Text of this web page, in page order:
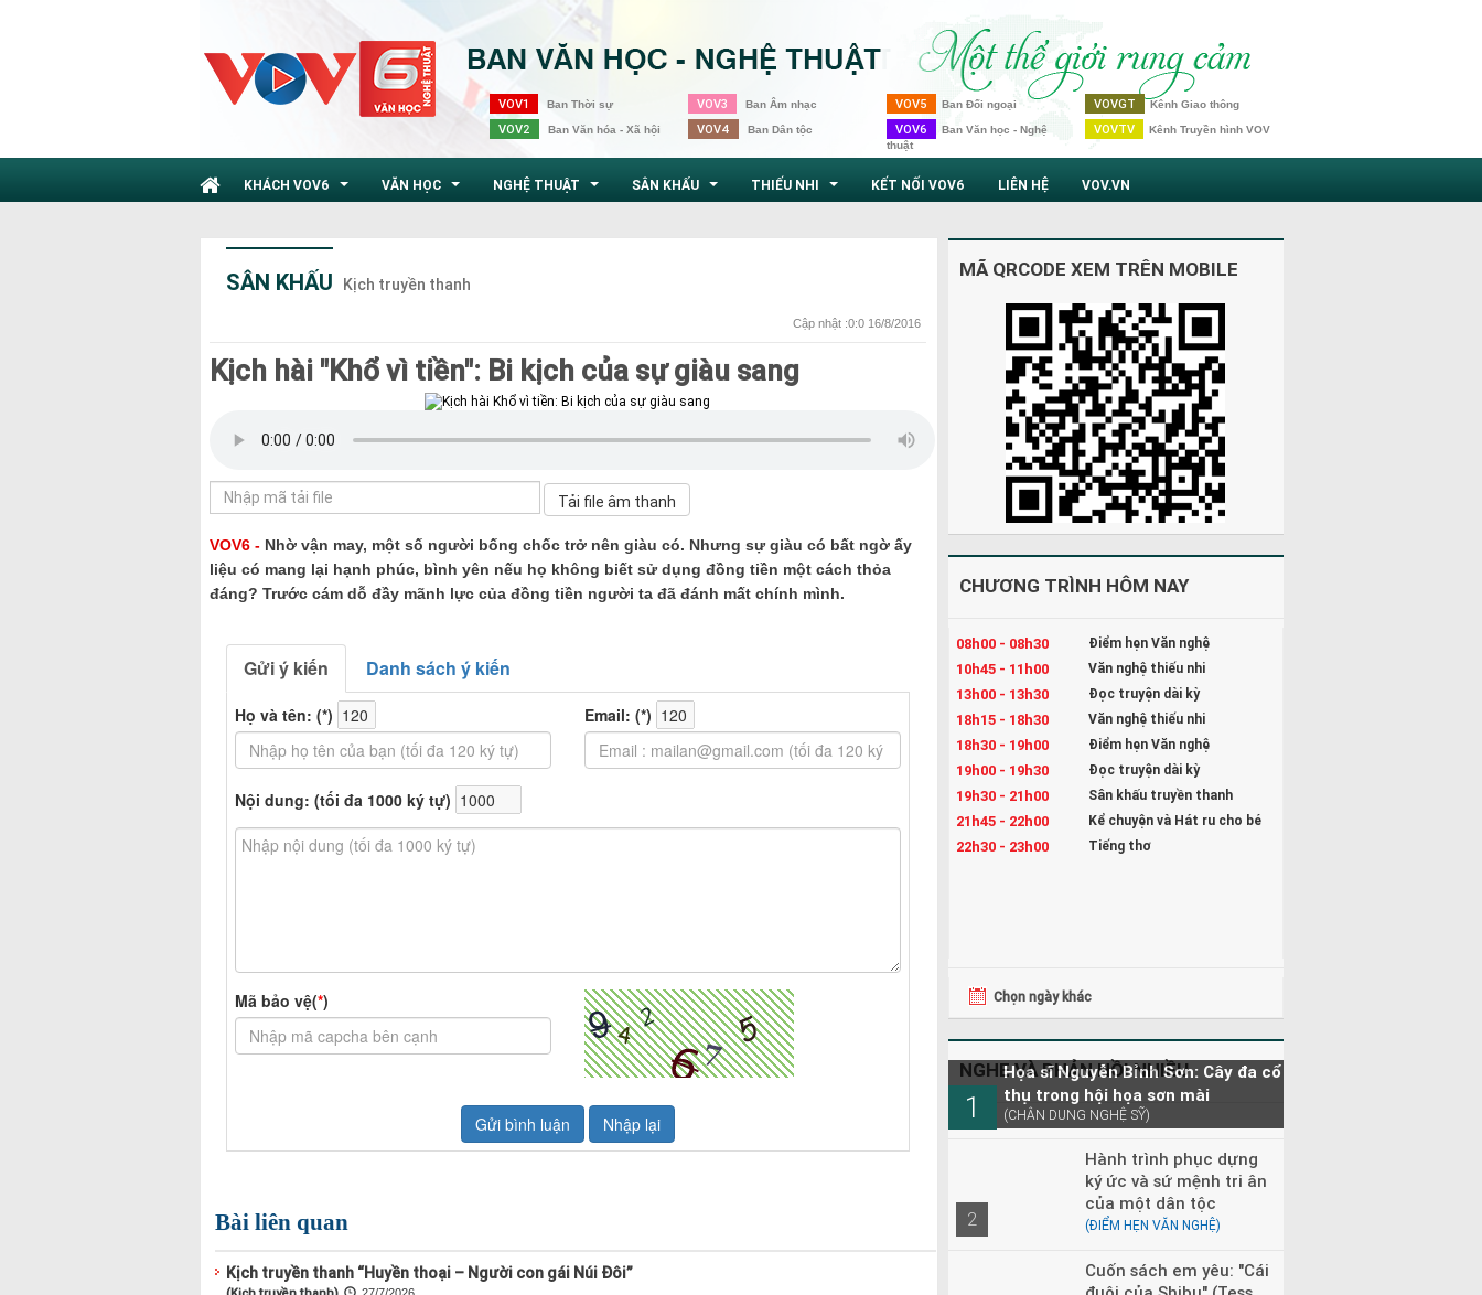
VOV1 Ban Thời sự
VOV2 Ban Văn hóa - Xã hội
VOV3 Ban Âm nhạc
VOV4 Ban Dân tộc
VOV5 Ban Đối ngoại
VOV6 Ban Văn học - Nghệ
thuật
VOVGT Kênh Giao thông
VOVTV Kênh Truyền hình VOV
KHÁCH VOV6 VĂN HỌC NGHỆ THUẬT SÂN KHẤU THIẾU NHI KẾT NỐI VOV6 LIÊN HỆ VOV.VN
SÂN KHẤU Kịch truyền thanh
Cập nhật :0:0 16/8/2016
Kịch hài "Khổ vì tiền": Bi kịch của sự giàu sang
VOV6 - Nhờ vận may, một số người bống chốc trở nên giàu có. Nhưng sự giàu có bất ngờ ấy
liệu có mang lại hạnh phúc, bình yên nếu họ không biết sử dụng đồng tiền một cách thỏa
đáng? Trước cám dỗ đầy mãnh lực của đồng tiền người ta đã đánh mất chính mình.
Bài liên quan
Kịch truyền thanh “Huyền thoại – Người con gái Núi Đôi”
MÃ QRCODE XEM TRÊN MOBILE
CHƯƠNG TRÌNH HÔM NAY
08h00 - 08h30 Điểm hẹn Văn nghệ
10h45 - 11h00 Văn nghệ thiếu nhi
13h00 - 13h30 Đọc truyện dài kỳ
18h15 - 18h30 Văn nghệ thiếu nhi
18h30 - 19h00 Điểm hẹn Văn nghệ
19h00 - 19h30 Đọc truyện dài kỳ
19h30 - 21h00 Sân khấu truyền thanh
21h45 - 22h00 Kể chuyện và Hát ru cho bé
22h30 - 23h00 Tiếng thơ
Chọn ngày khác
NGHE VÀ PHẢN HỒI NHIỀU
1
Họa sĩ Nguyễn Bỉnh Sơn: Cây đa cổ
thụ trong hội họa sơn mài
(CHÂN DUNG NGHỆ SỸ)
2
Hành trình phục dựng
ký ức và sứ mệnh tri ân
của một dân tộc
(ĐIỂM HẸN VĂN NGHỆ)
Cuốn sách em yêu: "Cái